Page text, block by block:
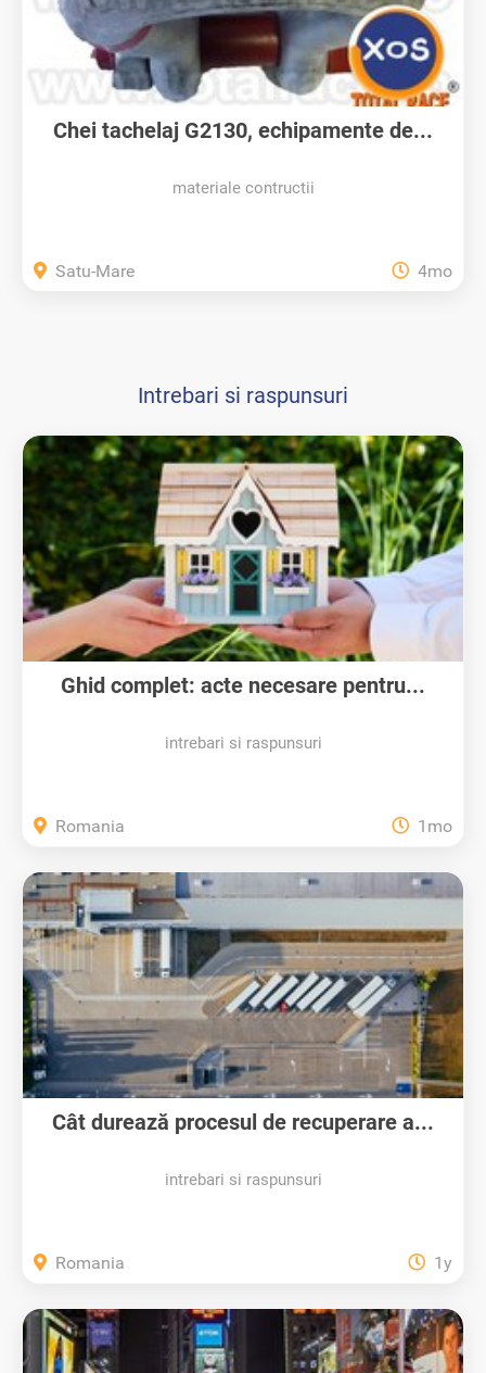
Chei tachelaj G2130, echipamente de...
materiale contructii
Satu-Mare 4mo
Intrebari si raspunsuri
Ghid complet: acte necesare pentru...
intrebari si raspunsuri
Romania 1mo
Cât durează procesul de recuperare a...
intrebari si raspunsuri
Romania 1y